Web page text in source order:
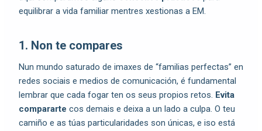
equilibrar a vida familiar mentres xestionas a EM.
1. Non te compares
Nun mundo saturado de imaxes de “familias perfectas” en
redes sociais e medios de comunicación, é fundamental
lembrar que cada fogar ten os seus propios retos. Evita
compararte cos demais e deixa a un lado a culpa. O teu
camiño e as túas particularidades son únicas, e iso está